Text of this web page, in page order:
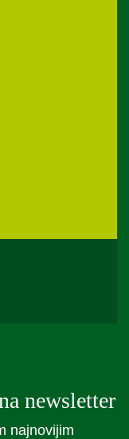
newsletter
najnovijim